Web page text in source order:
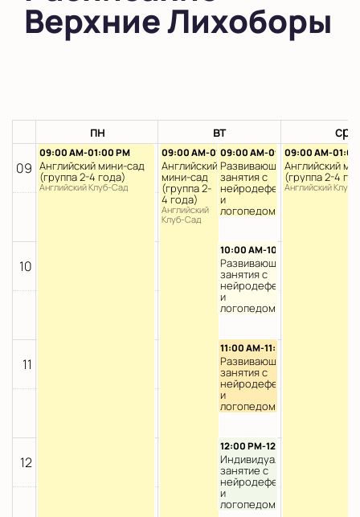
во Внуково
на Коломенской
в Московской
области
Показать на карте
Верхние Лихоборы
пн вт ср
09
10
11
12
09:00 AM-01:00 PM
Английский мини-сад
(группа 2-4 года)
Английский Клуб-Сад
09:00 AM-01:00 PM
Английский
мини-сад
(группа 2-
4 года)
Английский
Клуб-Сад
09:00 AM-09:45 AM
Развивающие
занятия с
нейродефектологом
и
логопедом
русском
10:00 AM-10:45 AM
Развивающие
занятия с
нейродефектологом
и
логопедом
Раннее
русском
11:00 AM-11:45 AM
Развивающие
занятия с
нейродефектологом
и
логопедом
Раннее
12:00 PM-12:45 PM
Индивидуальное
занятие с
нейродефектологом
и
логопедом
09:00 AM-01:00
Английский
(группа 2-4
Английский